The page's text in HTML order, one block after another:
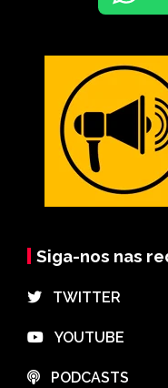
Siga-nos nas
⠀TWITTER
⠀YOUTUBE
⠀PODCASTS